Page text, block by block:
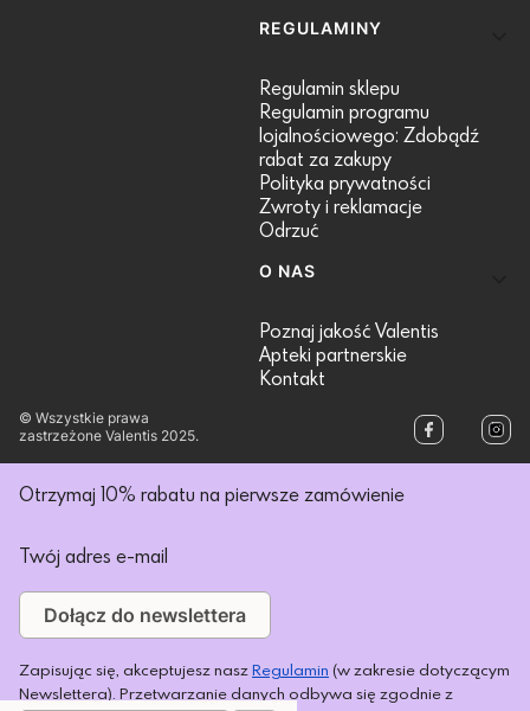
REGULAMINY
Regulamin sklepu
Regulamin programu
lojalnościowego: Zdobądź
rabat za zakupy
Polityka prywatności
Zwroty i reklamacje
Odrzuć
O NAS
Poznaj jakość Valentis
Apteki partnerskie
Kontakt
© Wszystkie prawa
zastrzeżone Valentis 2025.
Otrzymaj 10% rabatu na pierwsze zamówienie
Twój adres e-mail
Dołącz do newslettera
Zapisując się, akceptujesz naszRegulamin (w zakresie dotyczącym
Newslettera). Przetwarzanie danych odbywa się zgodnie z